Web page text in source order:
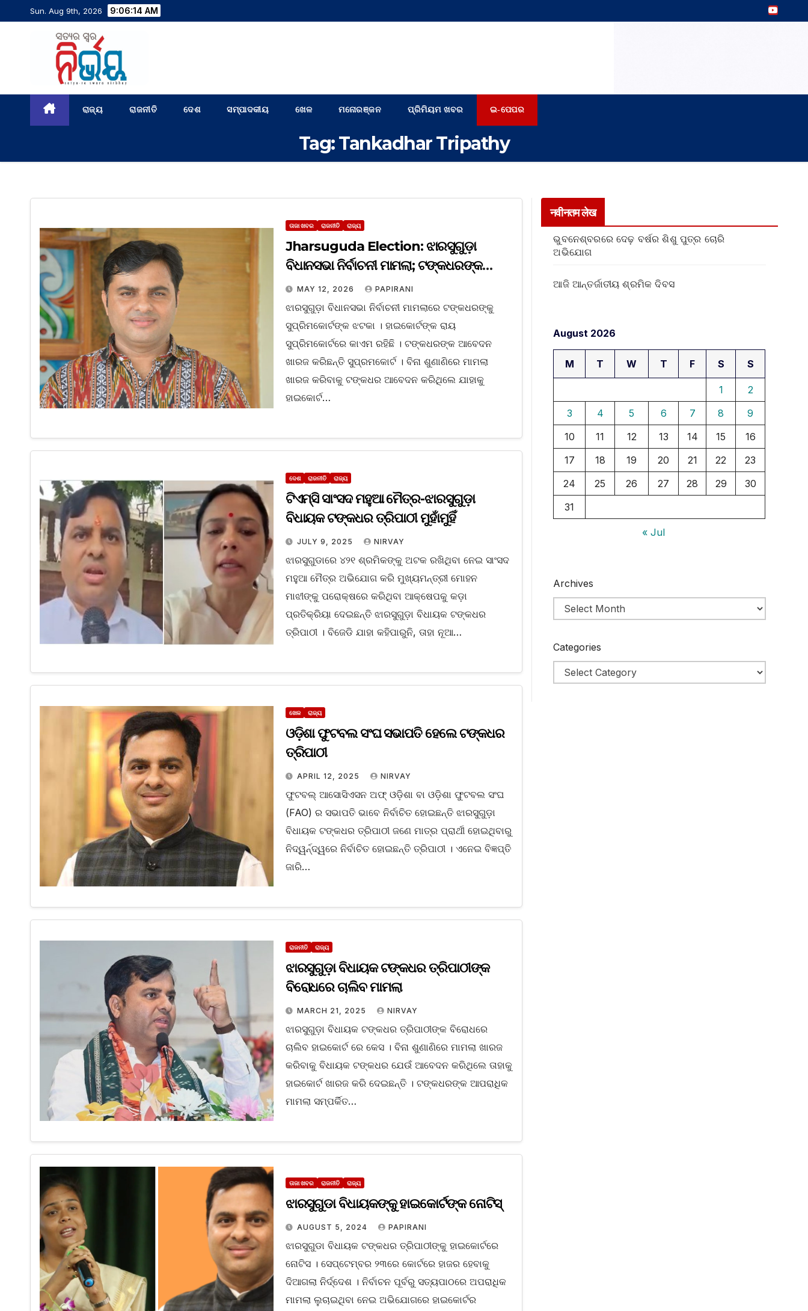
Sun. Aug 9th, 2026 9:06:15 AM
ରାଜ୍ୟ ରାଜନୀତି ଦେଶ ସମ୍ପାଦକୀୟ ଖେଳ ମନୋରଞ୍ଜନ ପ୍ରିମିୟମ ଖବର ଇ-ପେପର
Tag:Tankadhar Tripathy
ତାଜା ଖବର ରାଜନୀତି ରାଜ୍ୟ
Jharsuguda Election: ଝାରସୁଗୁଡ଼ା
ବିଧାନସଭା ନିର୍ବାଚନୀ ମାମଲା; ଟଙ୍କଧରଙ୍କ
ଆବେଦନ ଖାରଜ
MAY 12, 2026 PAPIRANI
ଝାରସୁଗୁଡ଼ା ବିଧାନସଭା ନିର୍ବାଚନୀ ମାମଲାରେ ଟଙ୍କଧରଙ୍କୁ
ସୁପ୍ରିମକୋର୍ଟଙ୍କ ଝଟକା । ହାଇକୋର୍ଟଙ୍କ ରାୟ
ସୁପ୍ରିମକୋର୍ଟରେ କାଏମ ରହିଛି । ଟଙ୍କଧରଙ୍କ ଆବେଦନ
ଖାରଜ କରିଛନ୍ତି ସୁପ୍ରମକୋର୍ଟ । ବିନା ଶୁଣାଣିରେ ମାମଲା
ଖାରଜ କରିବାକୁ ଟଙ୍କଧର ଆବେଦନ କରିଥିଲେ ଯାହାକୁ
ହାଇକୋର୍ଟ…
ଦେଶ ରାଜନୀତି ରାଜ୍ୟ
ଟିଏମ୍‌ସି ସାଂସଦ ମହୁଆ ମୈତ୍ର-ଝାରସୁଗୁଡ଼ା
ବିଧାୟକ ଟଙ୍କଧର ତ୍ରିପାଠୀ ମୁହାଁମୁହିଁ
JULY 9, 2025 NIRVAY
ଝାରସୁଗୁଡାରେ ୪୨୧ ଶ୍ରମିକଙ୍କୁ ଅଟକ ରଖିଥିବା ନେଇ ସାଂସଦ
ମହୁଆ ମୈତ୍ର ଅଭିଯୋଗ କରି ମୁଖ୍ୟମନ୍ତ୍ରୀ ମୋହନ
ମାଝୀଙ୍କୁ ପରୋକ୍ଷରେ କରିଥିବା ଆକ୍ଷେପକୁ କଡ଼ା
ପ୍ରତିକ୍ରିୟା ଦେଇଛନ୍ତି ଝାରସୁଗୁଡ଼ା ବିଧାୟକ ଟଙ୍କଧର
ତ୍ରିପାଠୀ । ବିଜେଡି ଯାହା କହିପାରୁନି, ତାହା ନୂଆ…
ଖେଳ ରାଜ୍ୟ
ଓଡ଼ିଶା ଫୁଟବଲ ସଂଘ ସଭାପତି ହେଲେ ଟଙ୍କଧର
ତ୍ରିପାଠୀ
APRIL 12, 2025 NIRVAY
ଫୁଟବଲ୍‍ ଆସୋସିଏସନ ଅଫ୍‍ ଓଡ଼ିଶା ବା ଓଡ଼ିଶା ଫୁଟବଲ ସଂଘ
(FAO) ର ସଭାପତି ଭାବେ ନିର୍ବାଚିତ ହୋଇଛନ୍ତି ଝାରସୁଗୁଡ଼ା
ବିଧାୟକ ଟଙ୍କଧର ତ୍ରିପାଠୀ ଜଣେ ମାତ୍ର ପ୍ରାର୍ଥୀ ହୋଇଥିବାରୁ
ନିଦ୍ୱର୍ନ୍ଦ୍ୱରେ ନିର୍ବାଚିତ ହୋଇଛନ୍ତି ତ୍ରିପାଠୀ । ଏନେଇ ବିଜ୍ଞପ୍ତି
ଜାରି…
ରାଜନୀତି ରାଜ୍ୟ
ଝାରସୁଗୁଡ଼ା ବିଧାୟକ ଟଙ୍କଧର ତ୍ରିପାଠୀଙ୍କ
ବିରୋଧରେ ଚାଲିବ ମାମଲା
MARCH 21, 2025 NIRVAY
ଝାରସୁଗୁଡ଼ା ବିଧାୟକ ଟଙ୍କଧର ତ୍ରିପାଠୀଙ୍କ ବିରୋଧରେ
ଚାଲିବ ହାଇକୋର୍ଟ ରେ କେସ । ବିନା ଶୁଣାଣିରେ ମାମଲା ଖାରଜ
କରିବାକୁ ବିଧାୟକ ଟଙ୍କଧର ଯେଉଁ ଆବେଦନ କରିଥିଲେ ତାହାକୁ
ହାଇକୋର୍ଟ ଖାରଜ କରି ଦେଇଛନ୍ତି । ଟଙ୍କଧରଙ୍କ ଆପରାଧିକ
ମାମଲା ସମ୍ପର୍କିତ…
ତାଜା ଖବର ରାଜନୀତି ରାଜ୍ୟ
ଝାରସୁଗୁଡା ବିଧାୟକଙ୍କୁ ହାଇକୋର୍ଟଙ୍କ ନୋଟିସ୍
AUGUST 5, 2024 PAPIRANI
ଝାରସୁଗୁଡା ବିଧାୟକ ଟଙ୍କଧର ତ୍ରିପାଠୀଙ୍କୁ ହାଇକୋର୍ଟରେ
ନୋଟିସ । ସେପ୍ଟେମ୍ବର ୨୩ରେ କୋର୍ଟରେ ହାଜର ହେବାକୁ
ଦିଆଗଲା ନିର୍ଦ୍ଦେଶ । ନିର୍ବାଚନ ପୂର୍ବରୁ ସତ୍ୟପାଠରେ ଅପରାଧିକ
ମାମଲା ଲୁଚାଇଥିବା ନେଇ ଅଭିଯୋଗରେ ହାଇକୋର୍ଟର
नवीनतम लेख
ଭୁବନେଶ୍ବରରେ ଦେଢ଼ ବର୍ଷର ଶିଶୁ ପୁତ୍ର ଚୋରି
ଅଭିଯୋଗ
ଆଜି ଆନ୍ତର୍ଜାତୀୟ ଶ୍ରମିକ ଦିବସ
August 2026
M T W T F S S
1
2
3
4 5 6 7 8
9
10
11 12 13 14 15
16
17
18 19 20 21 22
23
24
25 26 27 28 29
30
31
« Jul
Archives
Categories